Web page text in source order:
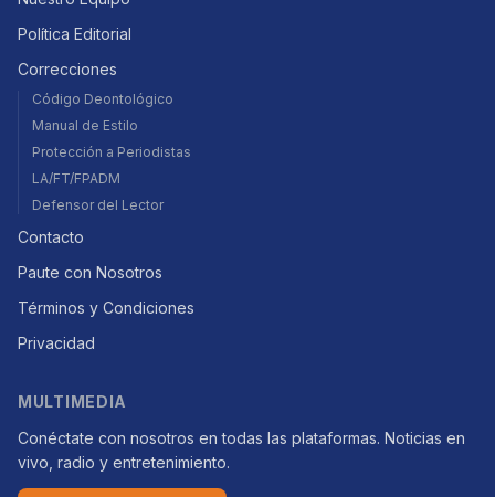
Política Editorial
Correcciones
Código Deontológico
Manual de Estilo
Protección a Periodistas
LA/FT/FPADM
Defensor del Lector
Contacto
Paute con Nosotros
Términos y Condiciones
Privacidad
MULTIMEDIA
Conéctate con nosotros en todas las plataformas. Noticias en
vivo, radio y entretenimiento.